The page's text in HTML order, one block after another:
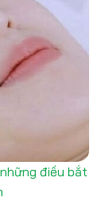
điều bắt